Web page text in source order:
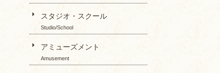
スタジオ・スクール
Studio/School
アミューズメント
Amusement